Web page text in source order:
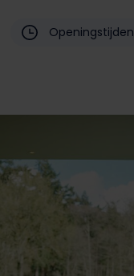
Openingstijden